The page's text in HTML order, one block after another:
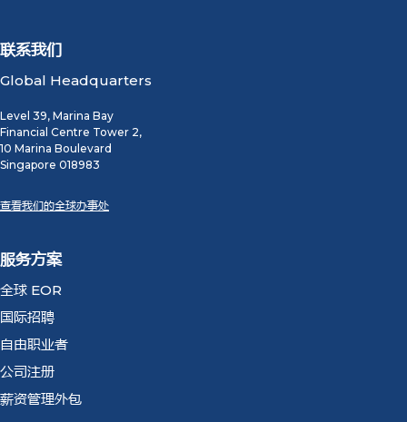
联系我们
Global Headquarters
Level 39, Marina Bay
Financial Centre Tower 2,
10 Marina Boulevard
Singapore 018983
查看我们的全球办事处
服务方案
全球 EOR
国际招聘
自由职业者
公司注册
薪资管理外包